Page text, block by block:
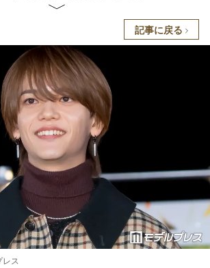
記事に戻る
ス